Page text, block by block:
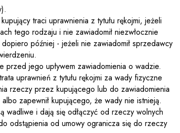
traci uprawnienia z tytułu rękojmi, jeżeli
tego rodzaju i nie zawiadomił niezwłocznie
później - jeżeli nie zawiadomił sprzedawcy
przed jego upływem zawiadomienia o wadzie.
uprawnień z tytułu rękojmi za wady fizyczne
rzeczy przez kupującego lub do zawiadomienia
zapewnił kupującego, że wady nie istnieją.
wadliwe i dają się odłączyć od rzeczy wolnych
odstąpienia od umowy ogranicza się do rzeczy